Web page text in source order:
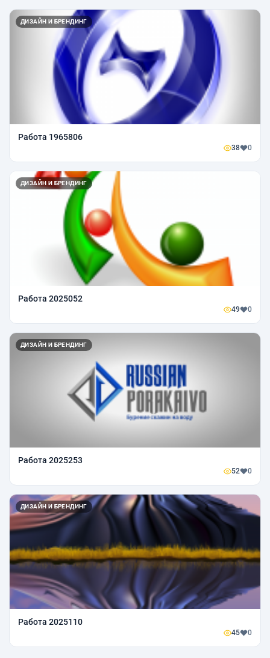
ДИЗАЙН И БРЕНДИНГ
Работа 1965806
38 0
ДИЗАЙН И БРЕНДИНГ
Работа 2025052
49 0
ДИЗАЙН И БРЕНДИНГ
Работа 2025253
52 0
ДИЗАЙН И БРЕНДИНГ
Работа 2025110
45 0